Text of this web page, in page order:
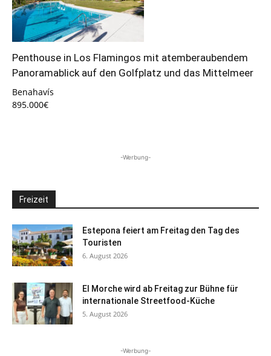
Penthouse in Los Flamingos mit atemberaubendem
Panoramablick auf den Golfplatz und das Mittelmeer
Benahavís
895.000€
-Werbung-
Freizeit
Estepona feiert am Freitag den Tag des
Touristen
6. August 2026
El Morche wird ab Freitag zur Bühne für
internationale Streetfood-Küche
5. August 2026
-Werbung-